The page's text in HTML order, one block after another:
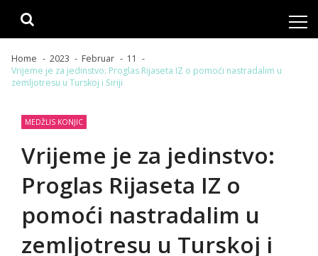
Home 2023 Februar
11
Vrijeme je za jedinstvo: Proglas Rijaseta IZ o pomoći nastradalim u
zemljotresu u Turskoj i Siriji
MEDŽLIS KONJIC
Vrijeme je za jedinstvo:
Proglas Rijaseta IZ o
pomoći nastradalim u
zemljotresu u Turskoj i